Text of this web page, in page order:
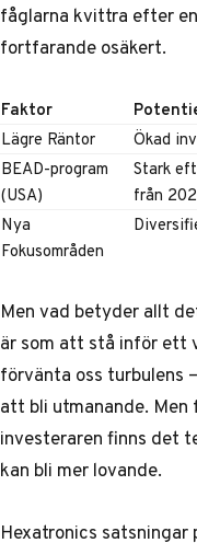
fåglarna kvittra efter
fortfarande osäkert.
Faktor
Lägre Räntor
Ökad
BEAD-program
(USA)
Stark
från
Nya
Fokusområden
Men vad betyder allt
är som att stå inför ett
förvänta oss turbulens
att bli utmanande.
investeraren finns det
kan bli mer lovande.
Hexatronics satsningar